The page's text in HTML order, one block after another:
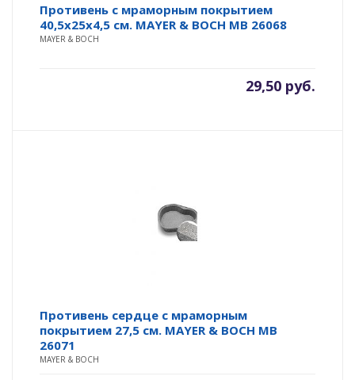
Противень с мраморным покрытием
40,5х25х4,5 см. MAYER & BOCH MB 26068
MAYER & BOCH
29,50 руб.
Противень сердце с мраморным
покрытием 27,5 см. MAYER & BOCH MB
26071
MAYER & BOCH